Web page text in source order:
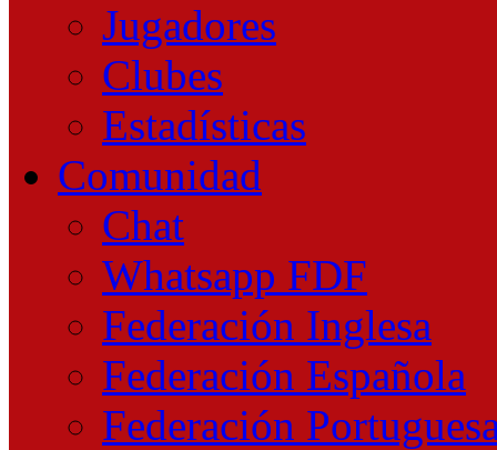
Jugadores
Clubes
Estadísticas
Comunidad
Chat
Whatsapp FDF
Federación Inglesa
Federación Española
Federación